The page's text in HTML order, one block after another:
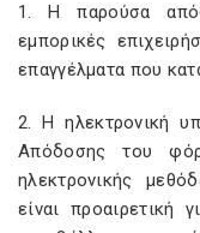
1. Η παρούσα
εμπορικές
επαγγέλματα που
2. Η ηλεκτρονική
Απόδοσης του
ηλεκτρονικής
είναι προαιρετική